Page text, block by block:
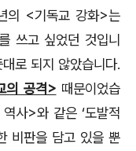
의 <기독교 강화>는
쓰고 싶었던 것입니
로 되지 않았습니다.
의 공격> 때문이었습
사>와 같은 ‘도발적
비판을 담고 있을 뿐